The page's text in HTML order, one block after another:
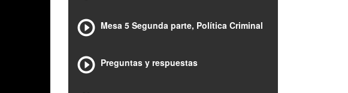
Mesa 5 Segunda parte, Política Criminal
Preguntas y respuestas